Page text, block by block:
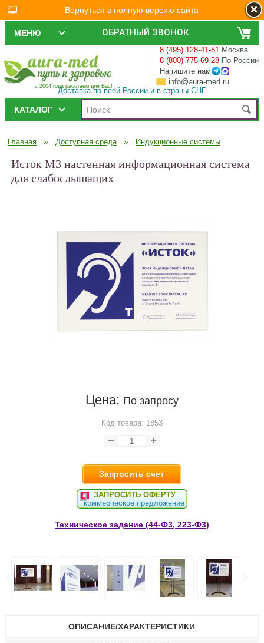
ОБРАТНЫЙ ЗВОНОК
МЕНЮ
с 2004 года работаем для Вас!
8 (495) 128-41-81 Москва
8 (800) 775-69-28 По России
Напишите нам
info@aura-med.ru
Доставка по всей России и в страны СНГ
КАТАЛОГ
Главная » Доступная среда » Индукционные системы
Исток М3 настенная информационная система
для слабослышащих
Цена: По запросу
Код товара: 1853
Запросить счет
ЗАПРОСИТЬ ОФЕРТУ
коммерческое предложение
Техническое задание (44-Ф3, 223-Ф3)
ОПИСАНИЕ/ХАРАКТЕРИСТИКИ
Вернуться в полную версию сайта